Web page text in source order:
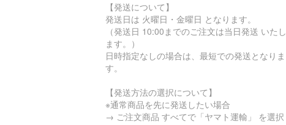
【発送について】
発送日は 火曜日・金曜日 となります。
（発送日 10:00までのご注文は当日発送 いたし
ます。）
日時指定なしの場合は、最短での発送となりま
す。
【発送方法の選択について】
※通常商品を先に発送したい場合
→ ご注文商品 すべてで「ヤマト運輸」 を選択